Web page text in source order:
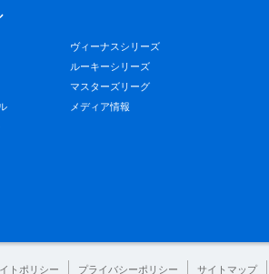
ヴィーナスシリーズ
ルーキーシリーズ
マスターズリーグ
メディア情報
トポリシー プライバシーポリシー サイトマップ